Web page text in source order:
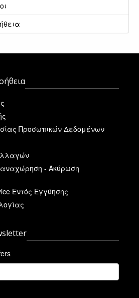
Προσωπικών Δεδομένων
- Ακύρωση
Εντός Εγγύησης